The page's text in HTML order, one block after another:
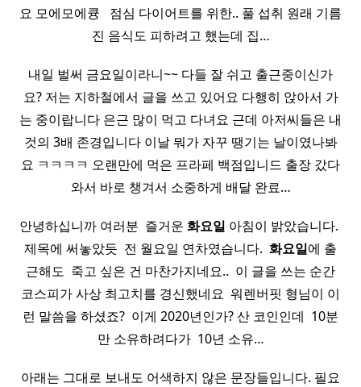
요 모에모에큥 ​ ​ 점심 다이어트를 위한.. 풀 섭취 원래 기름
진 음식도 피하려고 했는데 집…
내일 벌써 금요일이라니~~ 다들 잘 쉬고 출근중이신가
요? 저는 지하철에서 글을 쓰고 있어요 다행히 앉아서 가
는 중이랍니다 은근 많이 먹고 다녀요 근데 아저씨들은 내
것의 3배 존경입니다 이날 뭐가 자꾸 땡기는 날이였나봐
요 ㅋㅋㅋㅋ 오랜만에 먹은 프라페 백점입니드 출장 갔다
와서 바로 챙겨서 소중하게 배달 완료…
안녕하십니까 여러분 ​ 즐거운 화요일 아침이 밝았습니다. ​
제목에 써놓았듯 ​ 전 월요일 연차였습니다. ​ 화요일에 출
근해도 ​ 죽고 싶은 건 마찬가지네요.. ​ 이 글을 쓰는 순간
코스피가 사상 최고치를 경신했네요 ​ 워렌버핏 형님이 이
런 말씀을 하셨죠? ​ 이게 2020년인가? 산 코인인데 ​ 10분
만 소유하려다가 ​ 10년 소유…
아래는 그대로 보내도 어색하지 않은 문장들입니다. 필요